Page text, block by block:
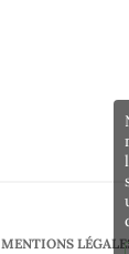
MENTIONS